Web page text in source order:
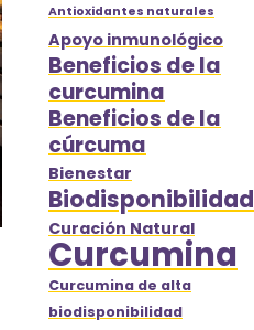
Antioxidantes naturales
Apoyo inmunológico
Beneficios de la
curcumina
Beneficios de la
cúrcuma
Bienestar
Biodisponibilidad
Curación Natural
Curcumina
Curcumina de alta
biodisponibilidad